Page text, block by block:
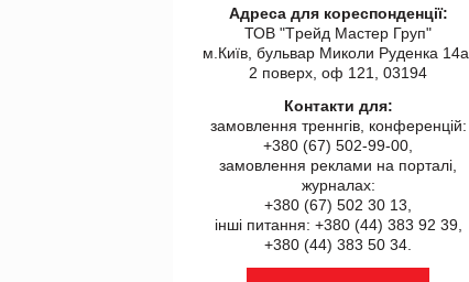
Адреса для кореспонденції:
ТОВ "Tрейд Мастер Груп"
м.Київ, бульвар Миколи Руденка 14а,
2 поверх, оф 121, 03194
Контакти для:
замовлення треннгів, конференцій:
+380 (67) 502-99-00,
замовлення реклами на порталі,
журналах:
+380 (67) 502 30 13,
інші питання: +380 (44) 383 92 39,
+380 (44) 383 50 34.